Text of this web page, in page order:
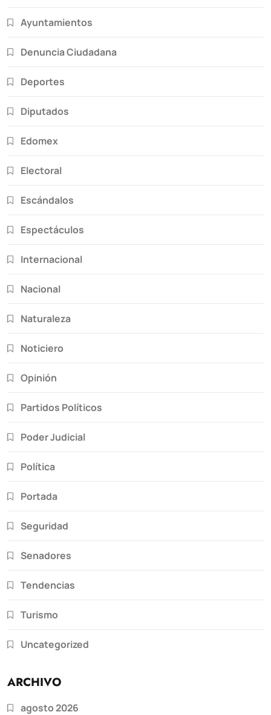
Ayuntamientos
Denuncia Ciudadana
Deportes
Diputados
Edomex
Electoral
Escándalos
Espectáculos
Internacional
Nacional
Naturaleza
Noticiero
Opinión
Partidos Políticos
Poder Judicial
Política
Portada
Seguridad
Senadores
Tendencias
Turismo
Uncategorized
ARCHIVO
agosto 2026